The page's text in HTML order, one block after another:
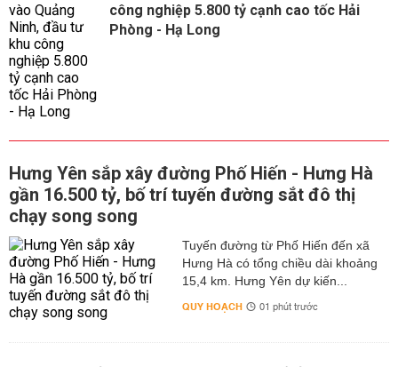
công nghiệp 5.800 tỷ cạnh cao tốc Hải
Phòng - Hạ Long
Hưng Yên sắp xây đường Phố Hiến - Hưng Hà
gần 16.500 tỷ, bố trí tuyến đường sắt đô thị
chạy song song
Tuyến đường từ Phố Hiến đến xã
Hưng Hà có tổng chiều dài khoảng
15,4 km. Hưng Yên dự kiến...
QUY HOẠCH 01 phút trước